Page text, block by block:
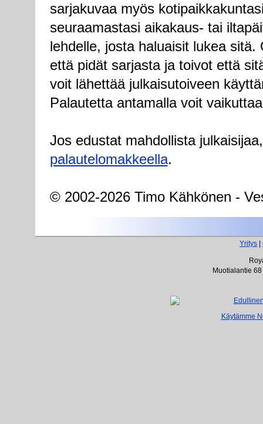
sarjakuvaa myös
seuraamastasi aikakaus- tai
lehdelle, josta haluaisit lukea
että pidät sarjasta ja toivot että
voit lähettää julkaisutoiveen
Palautetta antamalla voit
Jos edustat mahdollista
palautelomakkeella.
© 2002-2026 Timo Kähkönen -
Yritys
Muotialantie
Käytämme